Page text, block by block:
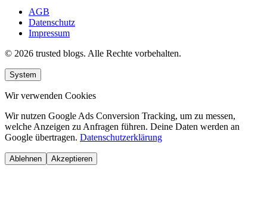
AGB
Datenschutz
Impressum
© 2026 trusted blogs. Alle Rechte vorbehalten.
System
Wir verwenden Cookies
Wir nutzen Google Ads Conversion Tracking, um zu messen,
welche Anzeigen zu Anfragen führen. Deine Daten werden an
Google übertragen. Datenschutzerklärung
Ablehnen Akzeptieren